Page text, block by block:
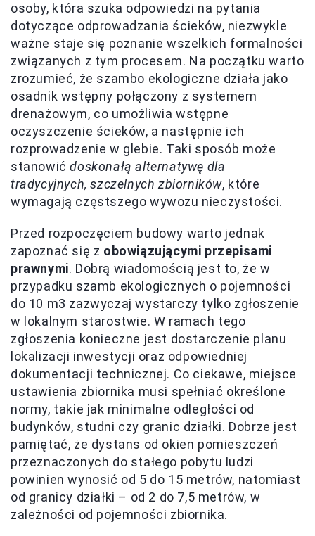
osoby, która szuka odpowiedzi na pytania
dotyczące odprowadzania ścieków, niezwykle
ważne staje się poznanie wszelkich formalności
związanych z tym procesem. Na początku warto
zrozumieć, że szambo ekologiczne działa jako
osadnik wstępny połączony z systemem
drenażowym, co umożliwia wstępne
oczyszczenie ścieków, a następnie ich
rozprowadzenie w glebie. Taki sposób może
stanowićdoskonałą alternatywę dla
tradycyjnych, szczelnych zbiorników, które
wymagają częstszego wywozu nieczystości.
Przed rozpoczęciem budowy warto jednak
zapoznać się z obowiązującymi przepisami
prawnymi. Dobrą wiadomością jest to, że w
przypadku szamb ekologicznych o pojemności
do 10 m3 zazwyczaj wystarczy tylko zgłoszenie
w lokalnym starostwie. W ramach tego
zgłoszenia konieczne jest dostarczenie planu
lokalizacji inwestycji oraz odpowiedniej
dokumentacji technicznej. Co ciekawe, miejsce
ustawienia zbiornika musi spełniać określone
normy, takie jak minimalne odległości od
budynków, studni czy granic działki. Dobrze jest
pamiętać, że dystans od okien pomieszczeń
przeznaczonych do stałego pobytu ludzi
powinien wynosić od 5 do 15 metrów, natomiast
od granicy działki – od 2 do 7,5 metrów, w
zależności od pojemności zbiornika.